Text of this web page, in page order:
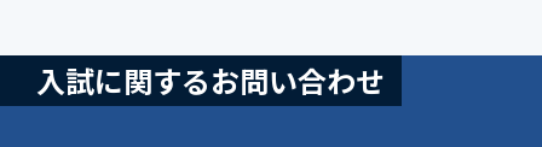
入試に関するお問い合わせ